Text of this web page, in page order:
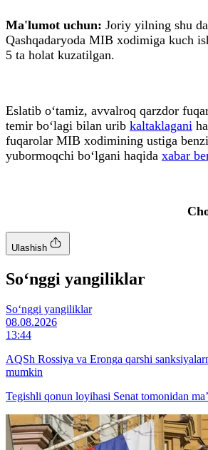
Ma'lumot uchun: Joriy yilning shu
Qashqadaryoda MIB xodimiga kuch
5 ta holat kuzatilgan.
Eslatib o‘tamiz, avvalroq qarzdor
temir bo‘lagi bilan urib kaltaklagani
fuqarolar MIB xodimining ustiga
yubormoqchi bo‘lgani haqida xabar
Ulashish
So‘nggi yangiliklar
So‘nggi yangiliklar
08.08.2026
13:44
AQSh Rossiya va Eronga qarshi
mumkin
Tegishli qonun loyihasi Senat tomonidan